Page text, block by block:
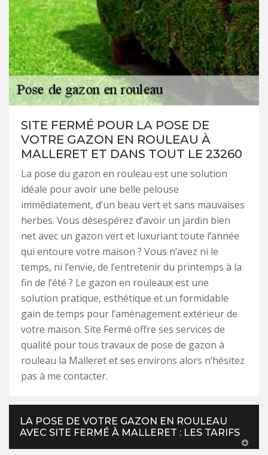
SITE FERMÉ POUR LA POSE DE
VOTRE GAZON EN ROULEAU À
MALLERET ET DANS TOUT LE 23260
La pose du gazon en rouleau est une solution
idéale pour avoir une belle pelouse
immédiatement, d’un beau vert et sans mauvaises
herbes. Vous désespérez d’avoir un jardin bien
net avec un gazon vert et luxuriant toute l’année
qui entoure votre maison ? Vous n’avez ni le
temps, ni l’envie, de l’entretenir du printemps à la
fin de l’été ? Le gazon en rouleaux est une
solution pratique, esthétique et un formidable
gain de temps pour l’aménagement extérieur de
votre maison. Site Fermé offre ses services de
qualité pour tous travaux de pose de gazon à
rouleau la Malleret et ses environs alors n’hésitez
pas à me contacter.
LA POSE DE VOTRE GAZON EN ROULEAU
AVEC SITE FERMÉ À MALLERET : LES TARIFS